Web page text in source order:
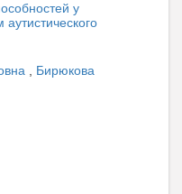
у
, Бирюкова